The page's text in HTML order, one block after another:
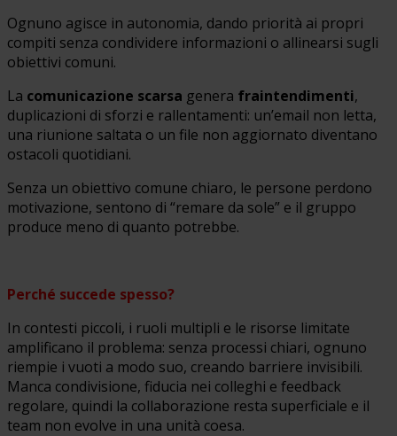
Ognuno agisce in autonomia, dando priorità ai propri
compiti senza condividere informazioni o allinearsi sugli
obiettivi comuni.
La comunicazione scarsa genera fraintendimenti,
duplicazioni di sforzi e rallentamenti: un’email non letta,
una riunione saltata o un file non aggiornato diventano
ostacoli quotidiani.
Senza un obiettivo comune chiaro, le persone perdono
motivazione, sentono di “remare da sole” e il gruppo
produce meno di quanto potrebbe.
Perché succede spesso?
In contesti piccoli, i ruoli multipli e le risorse limitate
amplificano il problema: senza processi chiari, ognuno
riempie i vuoti a modo suo, creando barriere invisibili.
Manca condivisione, fiducia nei colleghi e feedback
regolare, quindi la collaborazione resta superficiale e il
team non evolve in una unità coesa.